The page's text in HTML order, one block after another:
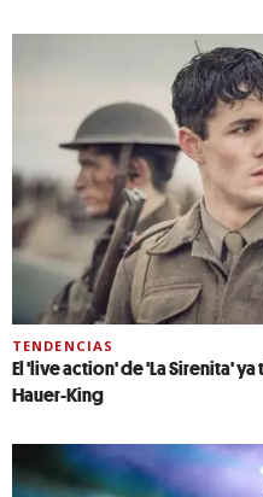
TENDENCIAS
El 'live action' de 'La Sirenita'
Hauer-King